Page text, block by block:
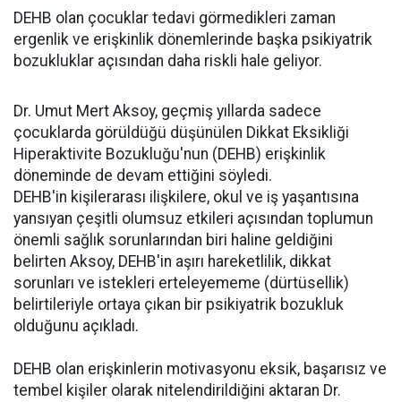
DEHB olan çocuklar tedavi görmedikleri zaman
ergenlik ve erişkinlik dönemlerinde başka psikiyatrik
bozukluklar açısından daha riskli hale geliyor.
Dr. Umut Mert Aksoy, geçmiş yıllarda sadece
çocuklarda görüldüğü düşünülen Dikkat Eksikliği
Hiperaktivite Bozukluğu'nun (DEHB) erişkinlik
döneminde de devam ettiğini söyledi.
DEHB'in kişilerarası ilişkilere, okul ve iş yaşantısına
yansıyan çeşitli olumsuz etkileri açısından toplumun
önemli sağlık sorunlarından biri haline geldiğini
belirten Aksoy, DEHB'in aşırı hareketlilik, dikkat
sorunları ve istekleri erteleyememe (dürtüsellik)
belirtileriyle ortaya çıkan bir psikiyatrik bozukluk
olduğunu açıkladı.
DEHB olan erişkinlerin motivasyonu eksik, başarısız ve
tembel kişiler olarak nitelendirildiğini aktaran Dr.